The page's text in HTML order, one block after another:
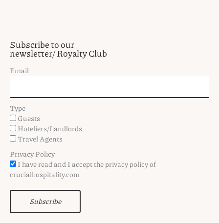
Subscribe to our
newsletter/ Royalty Club
Email
Type
Guests
Hoteliers/Landlords
Travel Agents
Privacy Policy
I have read and I accept the privacy policy of
crucialhospitality.com
Subscribe